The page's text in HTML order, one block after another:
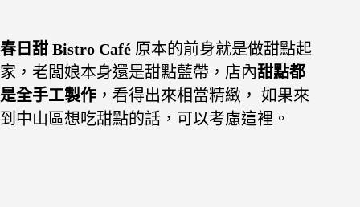
春日甜 Bistro Café 原本的前身就是做甜點起
家，老闆娘本身還是甜點藍帶，店內甜點都
是全手工製作 ，看得出來相當精緻， 如果來
到中山區想吃甜點的話，可以考慮這裡。